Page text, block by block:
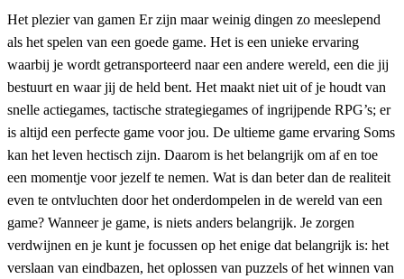
Het plezier van gamen Er zijn maar weinig dingen zo meeslepend
als het spelen van een goede game. Het is een unieke ervaring
waarbij je wordt getransporteerd naar een andere wereld, een die jij
bestuurt en waar jij de held bent. Het maakt niet uit of je houdt van
snelle actiegames, tactische strategiegames of ingrijpende RPG’s; er
is altijd een perfecte game voor jou. De ultieme game ervaring Soms
kan het leven hectisch zijn. Daarom is het belangrijk om af en toe
een momentje voor jezelf te nemen. Wat is dan beter dan de realiteit
even te ontvluchten door het onderdompelen in de wereld van een
game? Wanneer je game, is niets anders belangrijk. Je zorgen
verdwijnen en je kunt je focussen op het enige dat belangrijk is: het
verslaan van eindbazen, het oplossen van puzzels of het winnen van